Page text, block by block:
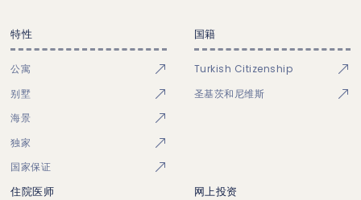
特性
公寓
别墅
海景
独家
国家保证
国籍
Turkish Citizenship
圣基茨和尼维斯
住院医师 网上投资